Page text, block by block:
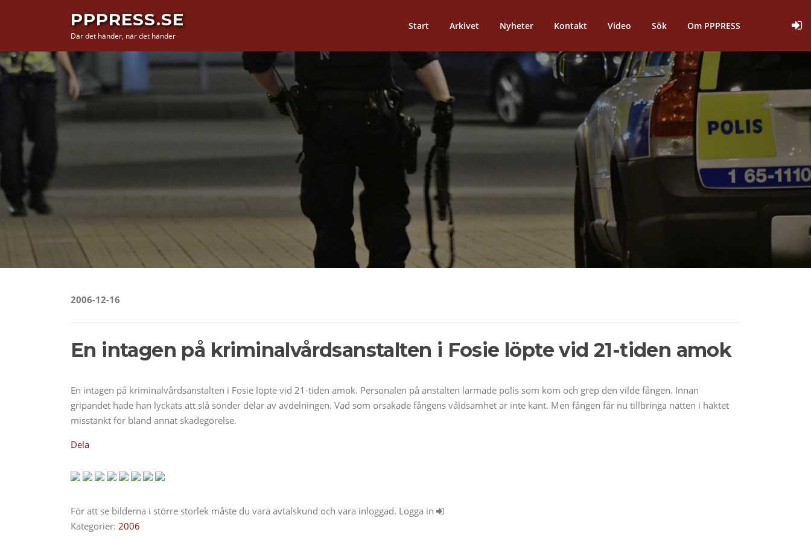
PPPRESS.SE
Där det händer, när det händer
Start Arkivet Nyheter Kontakt Video Sök Om PPPRESS
2006-12-16
En intagen på kriminalvårdsanstalten i Fosie löpte vid 21-tiden amok
En intagen på kriminalvårdsanstalten i Fosie löpte vid 21-tiden amok. Personalen på anstalten larmade polis som kom och grep den vilde fången. Innan
gripandet hade han lyckats att slå sönder delar av avdelningen. Vad som orsakade fångens våldsamhet är inte känt. Men fången får nu tillbringa natten i häktet
misstänkt för bland annat skadegörelse.
Dela
För att se bilderna i större storlek måste du vara avtalskund och vara inloggad. Logga in
Kategorier: 2006